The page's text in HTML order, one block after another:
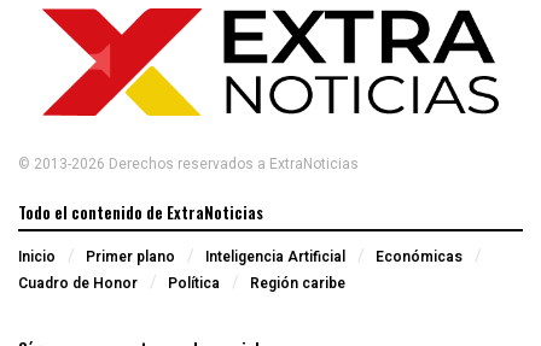
© 2013-2026 Derechos reservados a ExtraNoticias
Todo el contenido de ExtraNoticias
Inicio Primer plano Inteligencia Artificial
Económicas
Cuadro de Honor
Política Región caribe